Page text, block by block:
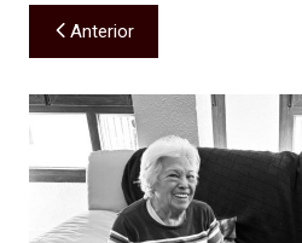
Navegación
de
entradas
Anterior